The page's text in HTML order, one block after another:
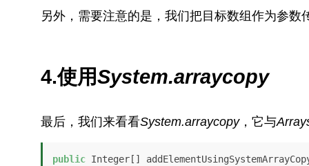
另外，需要注意的是，我们把目标数组作为参数
4.使用System.arraycopy
最后，我们来看看System.arraycopy，它与
public Integer[]